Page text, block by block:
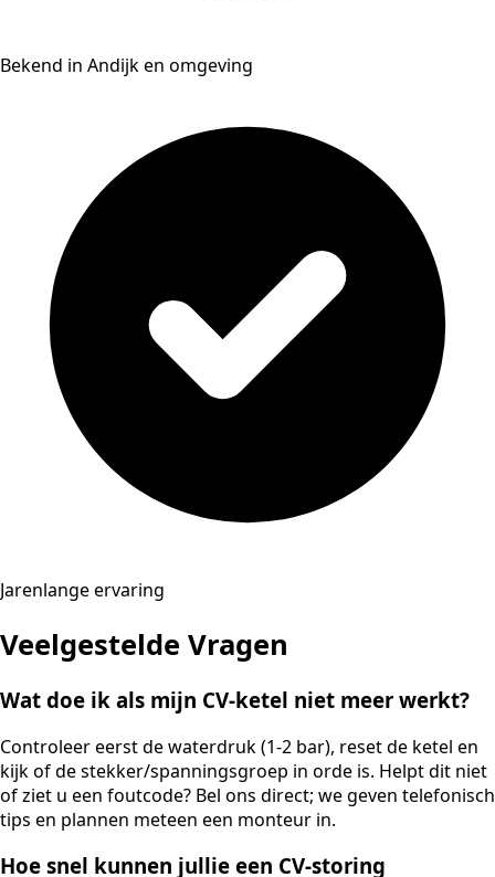
Bekend in Andijk en omgeving
Jarenlange ervaring
Veelgestelde Vragen
Wat doe ik als mijn CV-ketel niet meer werkt?
Controleer eerst de waterdruk (1-2 bar), reset de ketel en
kijk of de stekker/spanningsgroep in orde is. Helpt dit niet
of ziet u een foutcode? Bel ons direct; we geven telefonisch
tips en plannen meteen een monteur in.
Hoe snel kunnen jullie een CV-storing